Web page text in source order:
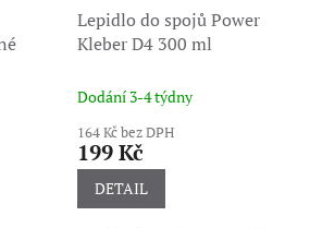
Lepidlo do spojů Power
Kleber D4 300 ml
Dodání 3-4 týdny
164 Kč bez DPH
199 Kč
DETAIL